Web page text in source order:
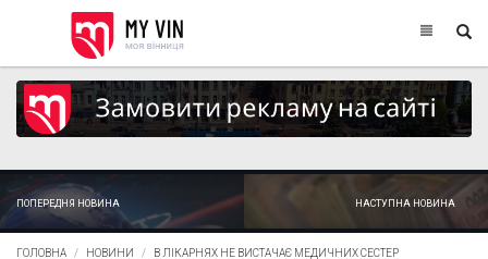
ПОПЕРЕДНЯ НОВИНА НАСТУПНА НОВИНА
ГОЛОВНА НОВИНИ В ЛІКАРНЯХ НЕ ВИСТАЧАЄ МЕДИЧНИХ СЕСТЕР